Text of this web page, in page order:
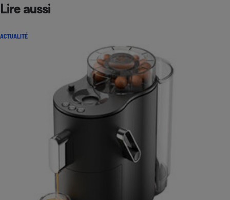
Lire aussi
ACTUALITÉ